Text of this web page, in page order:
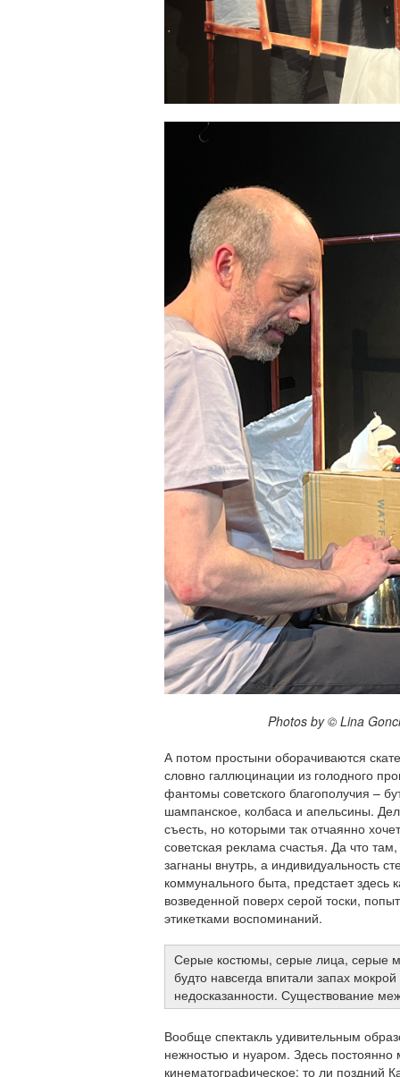
Photos by © Lina
А потом простыни оборачиваются
словно галлюцинации из голодного
фантомы советского благополучия –
шампанское, колбаса и апельсины.
съесть, но которыми так отчаянно
советская реклама счастья. Да что
загнаны внутрь, а индивидуальность
коммунального быта, предстает здесь
возведенной поверх серой тоски,
этикетками воспоминаний.
Серые костюмы, серые лица, серые
будто навсегда впитали запах
недосказанности. Существование
Вообще спектакль удивительным
нежностью и нуаром. Здесь постоянно
кинематографическое: то ли поздний